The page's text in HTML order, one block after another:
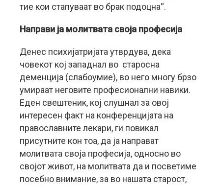
тие кои стапуваат во брак подоцна“.
Направи ја молитвата своја професија
Денес психијатријата утврдува, дека
човекот кој западнал во старосна
деменција (слабоумие), во него многу брзо
умираат неговите професионални навики.
Еден свештеник, кој слушнал за овој
интересен факт на конференцијата на
православните лекари, ги повикал
присутните кон тоа, да ја направат
молитвата своја професија, односно во
својот живот, на молитвата да и посветиме
посебно внимание, за во нашата старост,